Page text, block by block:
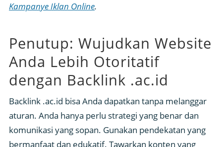
Kampanye Iklan Online.
Penutup: Wujudkan Website
Anda Lebih Otoritatif
dengan Backlink .ac.id
Backlink .ac.id bisa Anda dapatkan tanpa melanggar
aturan. Anda hanya perlu strategi yang benar dan
komunikasi yang sopan. Gunakan pendekatan yang
bermanfaat dan edukatif. Tawarkan konten yang